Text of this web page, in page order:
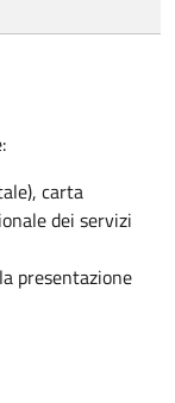
carta
dei servizi
presentazione